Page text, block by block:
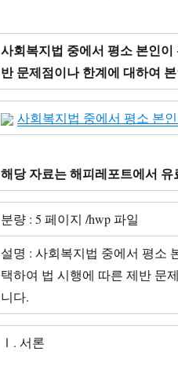
사회복지법 중에서 평소 본인
반 문제점이나 한계에 대하여
사회복지법 중에서 평소 본
해당 자료는 해피레포트에서
분량 : 5 페이지 /hwp 파일
설명 : 사회복지법 중에서 평소
택하여 법 시행에 따른 제반 문
니다.
Ⅰ. 서론